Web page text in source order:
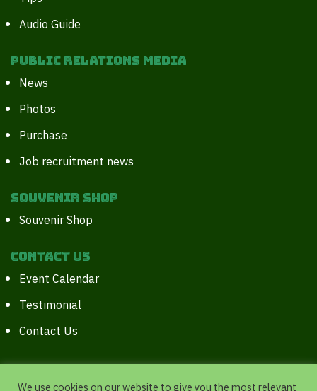
Audio Guide
Public Relations Media
News
Photos
Purchase
Job recruitment news
Souvenir Shop
Souvenir Shop
Contact Us
Event Calendar
Testimonial
Contact Us